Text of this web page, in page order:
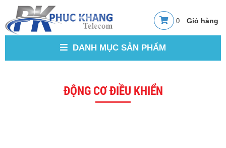
0
DANH MỤC SẢN PHẨM
ĐỘNG CƠ ĐIỀU KHIỂN